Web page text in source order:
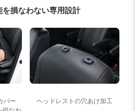
を損なわない専用設計
バー
ヘッドレストの穴あけ加工